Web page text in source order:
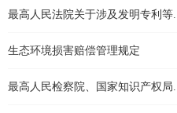
最高人民法院关于涉及发明专利等...
生态环境损害赔偿管理规定
最高人民检察院、国家知识产权局...